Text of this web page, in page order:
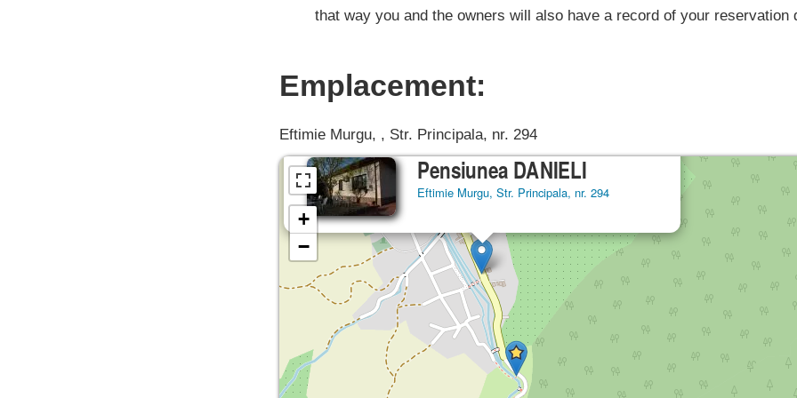
that way you and the owners will also have a record of your reservation
Emplacement:
Eftimie Murgu, , Str. Principala, nr. 294
Pensiunea DANIELI
Eftimie Murgu, Str. Principala, nr. 294
+
−